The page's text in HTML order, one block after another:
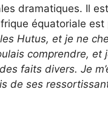
dramatiques. Il
équatoriale
Hutus, et je ne
comprendre, et
faits divers. Je
de ses